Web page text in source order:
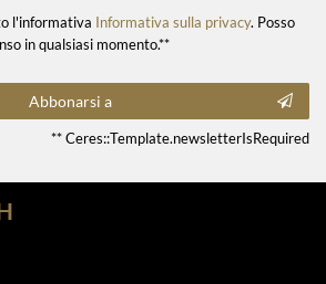
l'informativa Informativa sulla privacy. Posso
in qualsiasi momento.**
Abbonarsi a
** Ceres::Template.newsletterIsRequired